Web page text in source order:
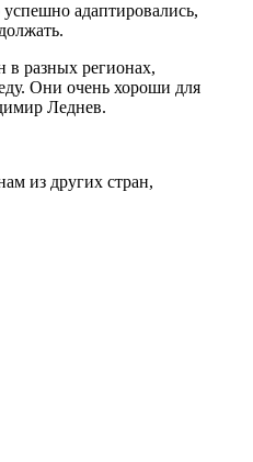
адаптировались,
в разных регионах,
Они очень хороши для
Леднев.
из других стран,